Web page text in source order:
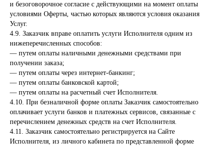
и безоговорочное согласие с действующими на момент оплаты
условиями Оферты, частью которых являются условия оказания
Услуг.
4.9. Заказчик вправе оплатить услуги Исполнителя одним из
нижеперечисленных способов:
— путем оплаты наличными денежными средствами при
получении заказа;
— путем оплаты через интернет-банкинг;
— путем оплаты банковской картой;
— путем оплаты на расчетный счет Исполнителя.
4.10. При безналичной форме оплаты Заказчик самостоятельно
оплачивает услуги банков и платежных сервисов, связанные с
перечислением денежных средств на счет Исполнителя.
4.11. Заказчик самостоятельно регистрируется на Сайте
Исполнителя, из личного кабинета по представленной форме